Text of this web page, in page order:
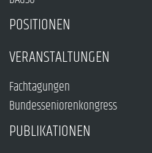
POSITIONEN
VERANSTALTUNGEN
Fachtagungen
Bundesseniorenkongress
PUBLIKATIONEN